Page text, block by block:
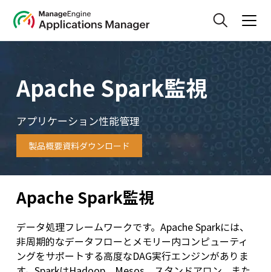
Apache Spark監視
アプリケーション性能管理
製品概要資料ダウンロード
Apache Spark監視
データ処理フレームワークです。Apache Sparkには、
非周期的なデータフローとメモリー内コンピューティ
ングをサポートする高度なDAG実行エンジンがありま